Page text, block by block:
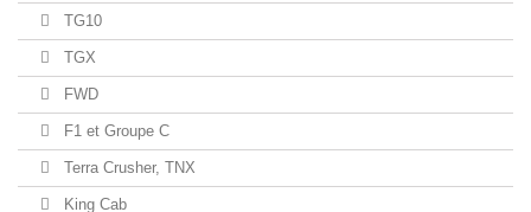
TG10
TGX
FWD
F1 et Groupe C
Terra Crusher, TNX
King Cab